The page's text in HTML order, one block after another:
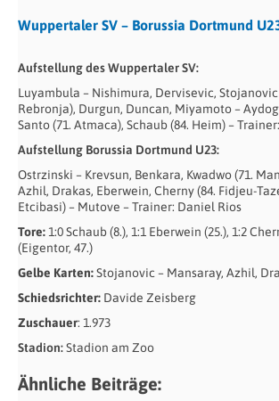
Wuppertaler SV – Borussia Dortmund
Aufstellung des Wuppertaler SV:
Luyambula – Nishimura, Dervisevic, Stojanovic
Rebronja), Durgun, Duncan, Miyamoto –
Santo (71. Atmaca), Schaub (84. Heim) –
Aufstellung Borussia Dortmund U23:
Ostrzinski – Krevsun, Benkara, Kwadwo (71.
Azhil, Drakas, Eberwein, Cherny (84. Fidjeu-
Etcibasi) – Mutove – Trainer: Daniel Rios
Tore: 1:0 Schaub (8.), 1:1 Eberwein (25.), 1:2
(Eigentor, 47.)
Gelbe Karten:Stojanovic – Mansaray, Azhil,
Schiedsrichter: Davide Zeisberg
Zuschauer: 1.973
Stadion:Stadion am Zoo
Ähnliche Beiträge: